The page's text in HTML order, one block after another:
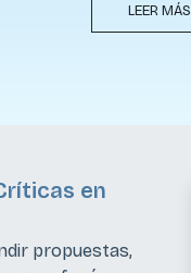
LEER MÁS
en
propuestas,